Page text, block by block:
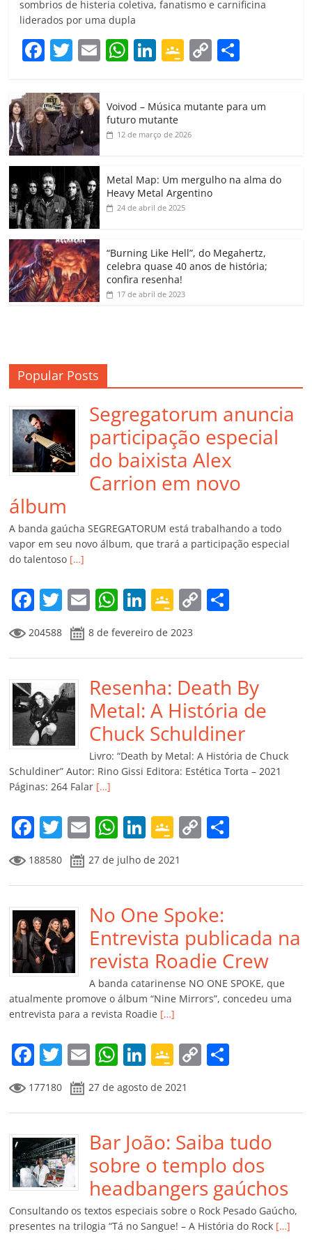
sombrios de histeria coletiva, fanatismo e carnificina
liderados por uma dupla
F
c
e
b
o
o
k
T
itt
er
E
ai
W
at
s
A
p
Li
k
e
dI
G
gl
e
a
ss
o
m
C
y
k
p
h
Voivod – Música mutante para um
futuro mutante
12 de março de 2026
Metal Map: Um mergulho na alma do
Heavy Metal Argentino
24 de abril de 2025
“Burning Like Hell”, do Megahertz,
celebra quase 40 anos de história;
confira resenha!
17 de abril de 2023
Popular Posts
Segregatorum anuncia
participação especial
do baixista Alex
Carrion em novo
álbum
A banda gaúcha SEGREGATORUM está trabalhando a todo
vapor em seu novo álbum, que trará a participação especial
do talentoso […]
F
a
c
e
b
o
o
k
T
w
itt
er
E
m
ai
l
W
at
s
A
p
p
Li
k
e
dI
n
G
o
o
gl
e
Cl
a
ss
ro
m
C
y
Li
n
k
p
ar
til
h
ar
204588 8 de fevereiro de 2023
Resenha: Death By
Metal: A História de
Chuck Schuldiner
Livro: “Death by Metal: A História de Chuck
Schuldiner” Autor: Rino Gissi Editora: Estética Torta – 2021
Páginas: 264 Falar […]
F
a
c
e
b
o
o
k
T
w
itt
er
E
m
ai
l
W
h
at
s
A
p
p
Li
n
k
e
dI
n
G
o
o
gl
e
Cl
a
ss
ro
o
m
C
y
Li
n
k
p
til
h
ar
188580 27 de julho de 2021
No One Spoke:
Entrevista publicada na
revista Roadie Crew
A banda catarinense NO ONE SPOKE, que
atualmente promove o álbum “Nine Mirrors”, concedeu uma
entrevista para a revista Roadie […]
F
a
c
e
b
o
o
k
T
w
itt
er
E
m
ai
l
W
at
s
A
p
p
Li
n
k
e
dI
n
G
o
o
gl
e
Cl
a
ss
ro
C
y
Li
n
k
p
ar
til
h
ar
177180 27 de agosto de 2021
Bar João: Saiba tudo
sobre o templo dos
headbangers gaúchos
Consultando os textos especiais sobre o Rock Pesado Gaúcho,
presentes na trilogia “Tá no Sangue! – A História do Rock […]